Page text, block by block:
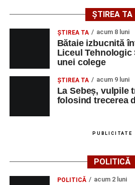
ȘTIREA TA
ŞTIREA TA acum 8 luni
Bătaie izbucnită
Liceul Tehnologic
unei colege
ŞTIREA TA acum 9 luni
La Sebeș, vulpile
folosind trecerea
PUBLICITATE
POLITICĂ
POLITICĂ acum 2 luni